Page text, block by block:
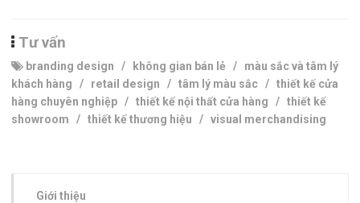
Tư vấn
branding design / không gian bán lẻ / màu sắc và tâm lý
khách hàng / retail design /tâm lý màu sắc /thiết kế cửa
hàng chuyên nghiệp /thiết kế nội thất cửa hàng /thiết kế
showroom /thiết kế thương hiệu /visual merchandising
Giới thiệu